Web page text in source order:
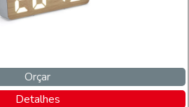
Orçar
Detalhes